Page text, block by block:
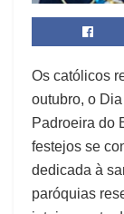
Os católicos
outubro, o
Padroeira do
festejos se
dedicada à
paróquias